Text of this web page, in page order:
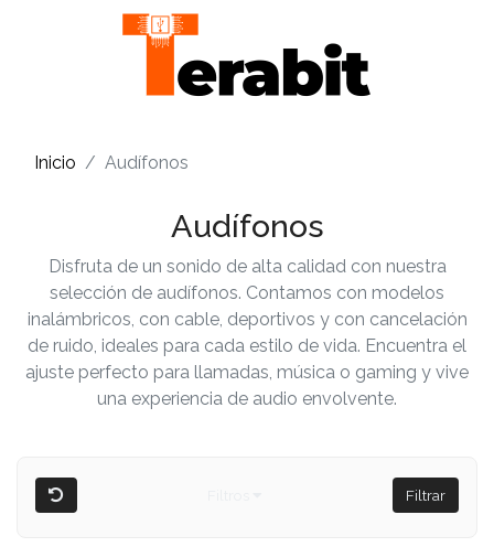
Inicio Audífonos
Audífonos
Disfruta de un sonido de alta calidad con nuestra
selección de audífonos. Contamos con modelos
inalámbricos, con cable, deportivos y con cancelación
de ruido, ideales para cada estilo de vida. Encuentra el
ajuste perfecto para llamadas, música o gaming y vive
una experiencia de audio envolvente.
Filtrar